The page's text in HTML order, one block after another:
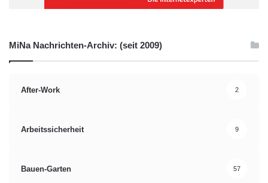
MiNa Nachrichten-Archiv: (seit 2009)
After-Work 2
Arbeitssicherheit 9
Bauen-Garten 57